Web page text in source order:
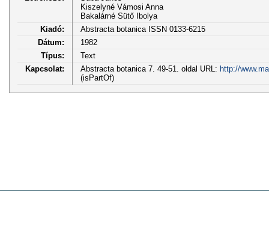
Kiszelyné Vámosi Anna
Bakalárné Sütő Ibolya
Kiadó:
Abstracta botanica ISSN 0133-6215
Dátum:
1982
Típus:
Text
Kapcsolat:
Abstracta botanica 7. 49-51. oldal URL: http://
(isPartOf)